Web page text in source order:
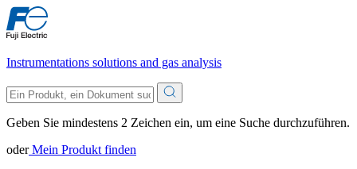
Instrumentations solutions and gas analysis
Geben Sie mindestens 2 Zeichen ein, um eine Suche durchzuführen.
oderMein Produkt finden